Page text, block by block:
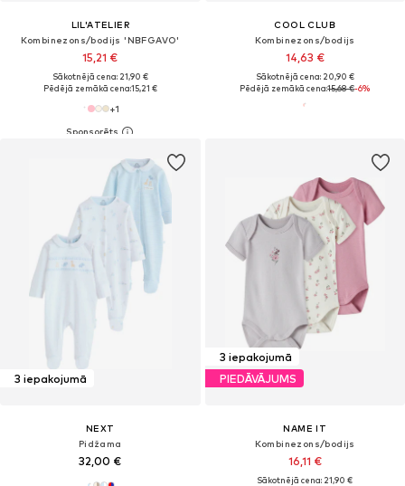
LIL'ATELIER
Kombinezons/bodijs 'NBFGAVO'
15,21 €
Sākotnējā cena: 21,90 €
Pēdējā zemākā cena:15,21 €
+1
COOL CLUB
Kombinezons/bodijs
14,63 €
Sākotnējā cena: 20,90 €
Pēdējā zemākā cena:15,68 €-6%
3 iepakojumā
NEXT
Pidžama
32,00 €
3 iepakojumā
PIEDĀVĀJUMS
NAME IT
Kombinezons/bodijs
16,11 €
Sākotnējā cena: 21,90 €